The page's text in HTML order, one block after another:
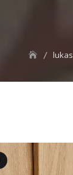
lukas